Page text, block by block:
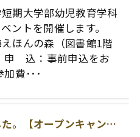
期大学部幼児教育学科
ントを開催します。
ほんの森（図書館1階
申 込：事前申込をお
費･･･
※終了しました。【オープンキャンパス】2026.7.4(SAT)開催！